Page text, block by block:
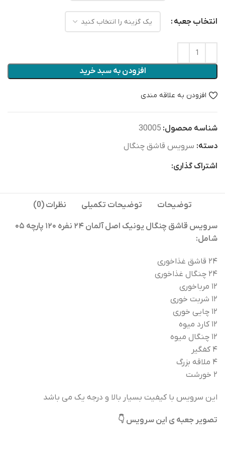
انتخاب جعبه
افزودن به سبد خرید
افزودن به علاقه مندی
شناسه محصول: 30005
دسته: سرویس قاشق چنگال
اشتراک گذاری:
توضیحات توضیحات تکمیلی نظرات (0)
سرویس قاشق چنگال یونیک اصل آلمان ۲۴ نفره ۱۲۰ پارچه ۰۵
شامل:
۲۴ قاشق غذاخوری
۲۴ چنگال غذاخوری
۱۲ مرباخوری
۱۲ شربت خوری
۱۲ چایی خوری
۱۲ کارد میوه
۱۲ چنگال میوه
۴ کفگیر
۴ ملاقه بزرگ
۲ خورشت
این سرویس با کیفیت بسیار بالا و درجه یک می باشد
تصویر جعبه ی این سرویس 👇